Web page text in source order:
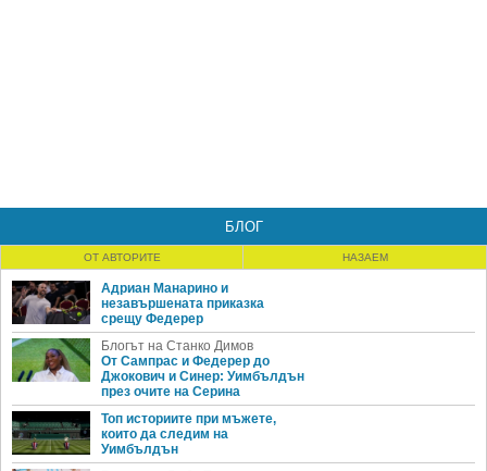
БЛОГ
ОТ АВТОРИТЕ НАЗАЕМ
Адриан Манарино и
незавършената приказка
срещу Федерер
Блогът на Станко Димов
От Сампрас и Федерер до
Джокович и Синер: Уимбълдън
през очите на Серина
Топ историите при мъжете,
които да следим на
Уимбълдън